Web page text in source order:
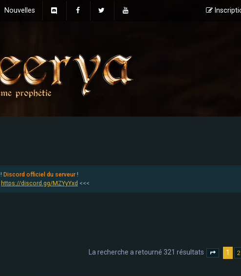
Nouvelles
! Discord officiel du serveur!
https://discord.gg/MZYyYxd <<<
La recherche a retourné 321 résultats Page1 2